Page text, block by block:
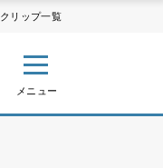
クリップ一覧
メニュー